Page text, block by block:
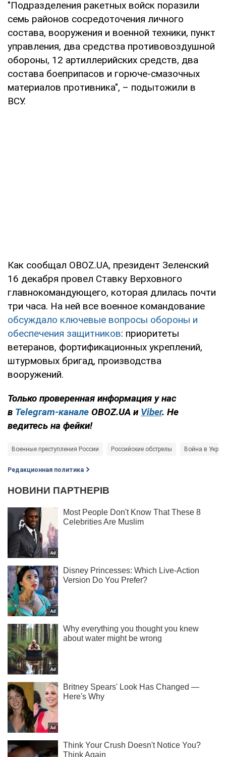
"Подразделения ракетных войск поразили
семь районов сосредоточения личного
состава, вооружения и военной техники, пункт
управления, два средства противовоздушной
обороны, 12 артиллерийских средств, два
состава боеприпасов и горюче-смазочных
материалов противника", – подытожили в
ВСУ.
Как сообщал OBOZ.UA, президент Зеленский
16 декабря провел Ставку Верховного
главнокомандующего, которая длилась почти
три часа. На ней все военное командование
обсуждало ключевые вопросы обороны и
обеспечения защитников: приоритеты
ветеранов, фортификационных укреплений,
штурмовых бригад, производства
вооружений.
Только проверенная информация у нас
в Telegram-канале OBOZ.UA и Viber. Не
ведитесь на фейки!
Военные преступления России Российские обстрелы Война в
Редакционная политика